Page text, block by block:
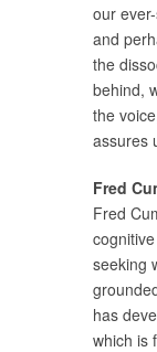
our
and
the
behind,
the
assures
Fred
Fred
seeking
has
which is